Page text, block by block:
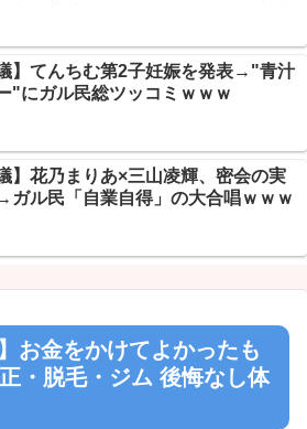
互RSS
議】てんちむ第2子妊娠を発表→"青汁
"にガル民総ツッコミｗｗｗ
】花乃まりあ×三山凌輝、密会の実
ガル民「自業自得」の大合唱ｗｗｗ
お金をかけてよかったも
・脱毛・ジム 後悔なし体